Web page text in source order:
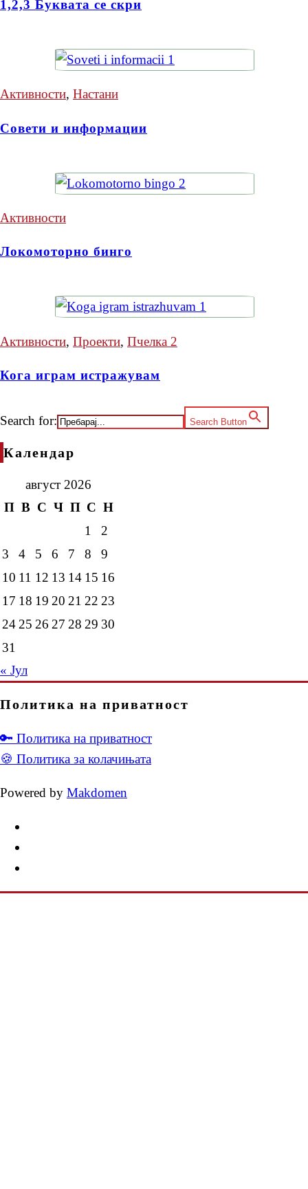
1,2,3 Буквата се скри
Активности, Настани
Совети и информации
Активности
Локомоторно бинго
Активности, Проекти, Пчелка 2
Кога играм истражувам
Search for: Search Button
Календар
август 2026
П В С Ч П С Н
1
2
3
4 5 6 7 8
9
10 11 12 13 14 15 16
17 18 19 20 21 22 23
24 25 26 27 28 29 30
31
« Јул
Политика на приватност
🔑 Политика на приватност
🍪 Политика за колачињата
Powered by Makdomen